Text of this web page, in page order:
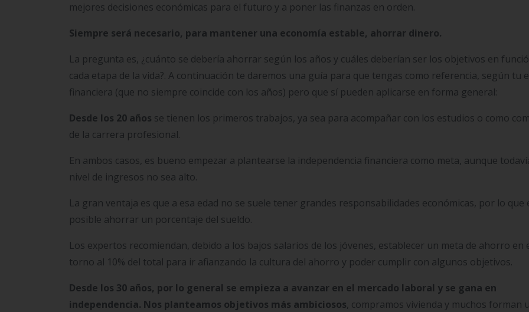
mejores decisiones económicas para el futuro y a poner las finanzas en orden.
Siempre será necesario, para mantener una economía estable, ahorrar dinero.
La pregunta es, ¿cuánto se debería ahorrar según los años y cuáles deberían ser los objetivos en
cada etapa de la vida?. A continuación te daremos una guía para que tengas como referencia, según tu
financiera (que no siempre coincide con los años) pero que sí pueden aplicarse en forma general:
Desde los 20 años se tienen los primeros trabajos, ya sea para acompañar con los estudios o como
de la carrera profesional.
En ambos casos, es bueno empezar a plantearse la independencia financiera como meta, aunque
nivel de ingresos no sea alto.
La gran ventaja es que a esa edad no se suele tener grandes responsabilidades económicas, por lo que
posible ahorrar un porcentaje del sueldo.
Los expertos recomiendan, debido a los bajos salarios de los jóvenes, establecer un meta de ahorro en
torno al 10% del total para ir afianzando la cultura del ahorro y poder cumplir con algunos objetivos.
Desde los 30 años, por lo general se empieza a avanzar en el mercado laboral y se gana en
independencia. Nos planteamos objetivos más ambiciosos, compramos vivienda y muchos forman